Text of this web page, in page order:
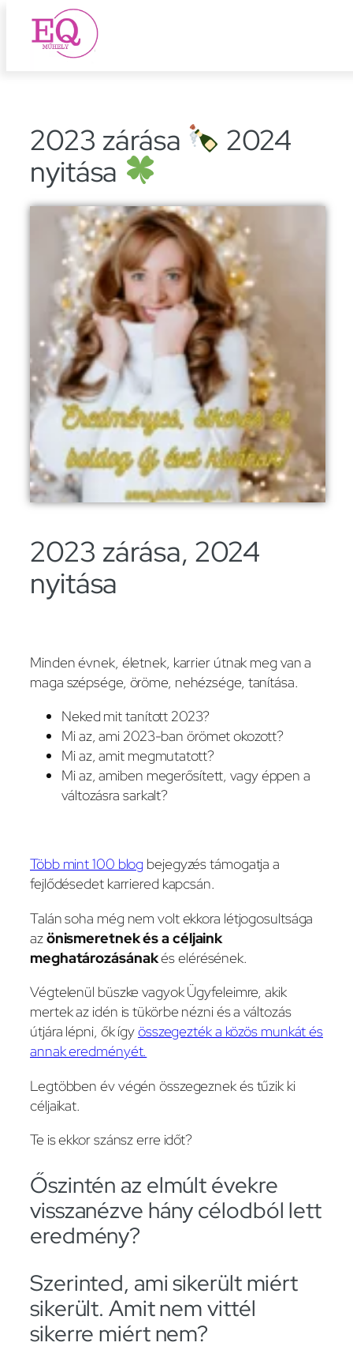
Ugrás
2023 zárása
2024
nyitása
2023 zárása, 2024
nyitása
Minden évnek, életnek, karrier útnak meg van a
maga szépsége, öröme, nehézsége, tanítása.
Neked mit tanított 2023?
Mi az, ami 2023-ban örömet okozott?
Mi az, amit megmutatott?
Mi az, amiben megerősített, vagy éppen a
változásra sarkalt?
Több mint 100 blog bejegyzés támogatja a
fejlődésedet karriered kapcsán.
Talán soha még nem volt ekkora létjogosultsága
azönismeretnek és a céljaink
meghatározásánakés elérésének.
Végtelenül büszke vagyok Ügyfeleimre, akik
mertek az idén is tükörbe nézni és a változás
útjára lépni, ők ígyösszegezték a közös munkát és
annak eredményét.
Legtöbben év végén összegeznek és tűzik ki
céljaikat.
Te is ekkor szánsz erre időt?
Őszintén az elmúlt évekre
visszanézve hány célodból lett
eredmény?
Szerinted, ami sikerült miért
sikerült. Amit nem vittél
sikerre miért nem?